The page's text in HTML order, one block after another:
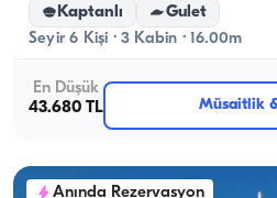
Kaptanlı
Gulet
Seyir 6 Kişi · 3 Kabin · 16.00m
En Düşük
43.680 TL
Müsaitlik
Anında Rezervasyon